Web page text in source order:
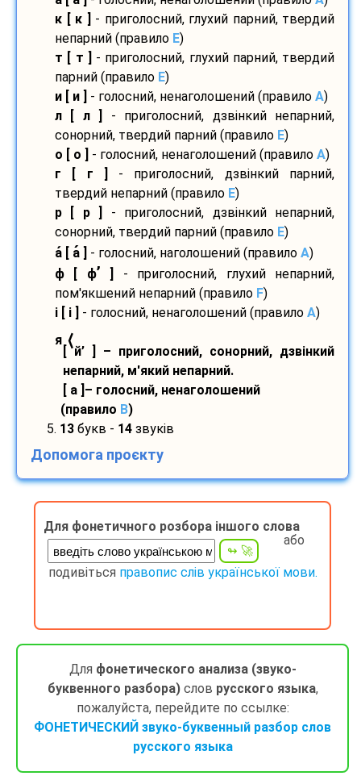
к [ к ]
- приголосний, глухий парний, твердий
непарний (правило E)
т [ т ]
- приголосний, глухий парний, твердий
парний (правило E)
и [ и ]
- голосний, ненаголошений (правило A)
л [ л ]
- приголосний, дзвінкий непарний,
сонорний, твердий парний (правило E)
о [ о ]
- голосний, ненаголошений (правило A)
г [ г ]
- приголосний, дзвінкий парний,
твердий непарний (правило E)
р [ р ]
- приголосний, дзвінкий непарний,
сонорний, твердий парний (правило E)
а [ а - голосний, наголошений (правило A)
ф [ ф’
- приголосний, глухий непарний,
пом'якшений непарний (правило F)
і [ і ]
- голосний, ненаголошений (правило A)
я ⟨
[ й’ ] – приголосний, сонорний, дзвінкий
непарний, м'який непарний.
[ а ]– голосний, ненаголошений
(правило B)
5. 13 букв - 14 звуків
Допомога проєкту
Для фонетичного розбора іншого слова
або
подивіться правопис слів української мови.
Для фонетического анализа (звуко-
буквенного разбора)слов русского языка,
пожалуйста, перейдите по ссылке:
ФОНЕТИЧЕСКИЙ звуко-буквенный разбор слов
русского языка